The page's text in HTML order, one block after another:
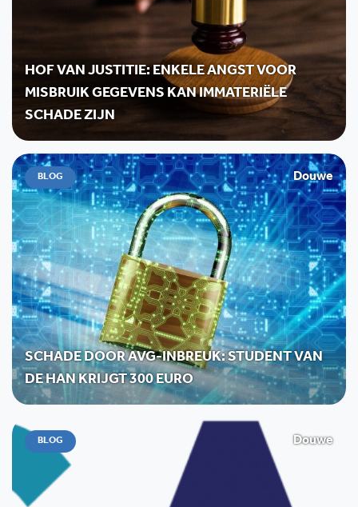
HOF VAN JUSTITIE: ENKELE ANGST VOOR
MISBRUIK GEGEVENS KAN IMMATERIËLE
SCHADE ZIJN
BLOG Douwe
SCHADE DOOR AVG-INBREUK: STUDENT VAN
DE HAN KRIJGT 300 EURO
BLOG Douwe